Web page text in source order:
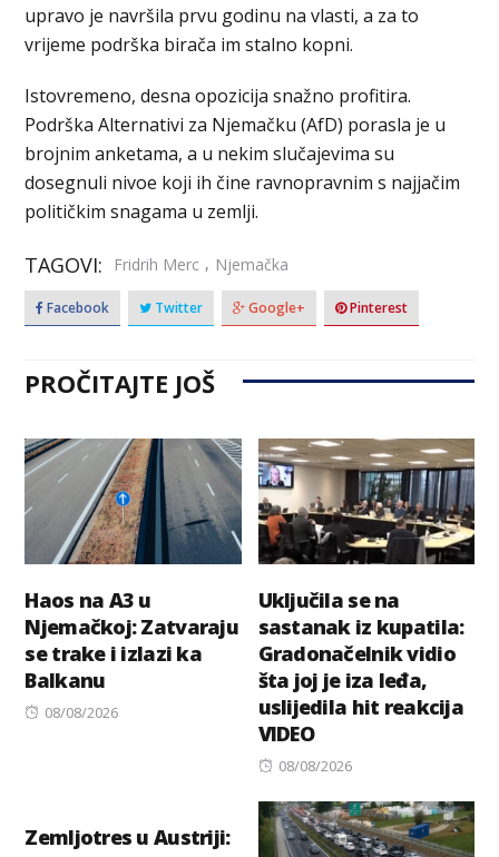
upravo je navršila prvu godinu na vlasti, a za to
vrijeme podrška birača im stalno kopni.
Istovremeno, desna opozicija snažno profitira.
Podrška Alternativi za Njemačku (AfD) porasla je u
brojnim anketama, a u nekim slučajevima su
dosegnuli nivoe koji ih čine ravnopravnim s najjačim
političkim snagama u zemlji.
TAGOVI: Fridrih Merc , Njemačka
Facebook Twitter Google+ Pinterest
PROČITAJTE JOŠ
Haos na A3 u
Njemačkoj: Zatvaraju
se trake i izlazi ka
Balkanu
Posted
08/08/2026
Uključila se na
sastanak iz kupatila:
Gradonačelnik vidio
šta joj je iza leđa,
uslijedila hit reakcija
VIDEO
Posted
08/08/2026
Zemljotres u Austriji: